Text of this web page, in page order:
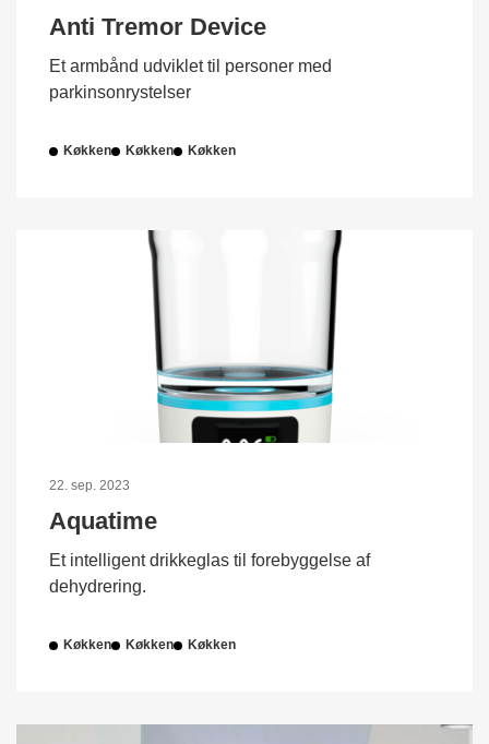
Anti Tremor Device
Et armbånd udviklet til personer med
parkinsonrystelser
Køkken Køkken Køkken
22. sep. 2023
Aquatime
Et intelligent drikkeglas til forebyggelse af
dehydrering.
Køkken Køkken Køkken